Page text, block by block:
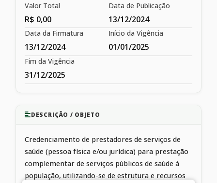
Valor Total
R$ 0,00
Data de Publicação
13/12/2024
Data da Firmatura
13/12/2024
Início da Vigência
01/01/2025
Fim da Vigência
31/12/2025
DESCRIÇÃO / OBJETO
Credenciamento de prestadores de serviços de
saúde (pessoa física e/ou jurídica) para prestação
complementar de serviços públicos de saúde à
população, utilizando-se de estrutura e recursos